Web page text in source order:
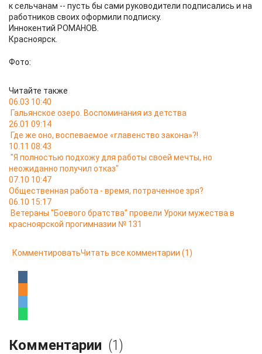
к сельчанам -- пусть бы сами руководители подписались и на
работников своих оформили подписку.
Иннокентий РОМАНОВ.
Красноярск.
Фото:
Читайте также
06.03 10:40
Гальянское озеро. Воспоминания из детства
26.01 09:14
Где же оно, воспеваемое «главенство закона»?!
10.11 08:43
"Я полностью подхожу для работы своей мечты, но
неожиданно получил отказ"
07.10 10:47
Общественная работа - время, потраченное зря?
06.10 15:17
Ветераны "Боевого братства" провели Уроки мужества в
красноярской прогимназии № 131
КомментироватьЧитать все комментарии (1)
Комментарии (1)